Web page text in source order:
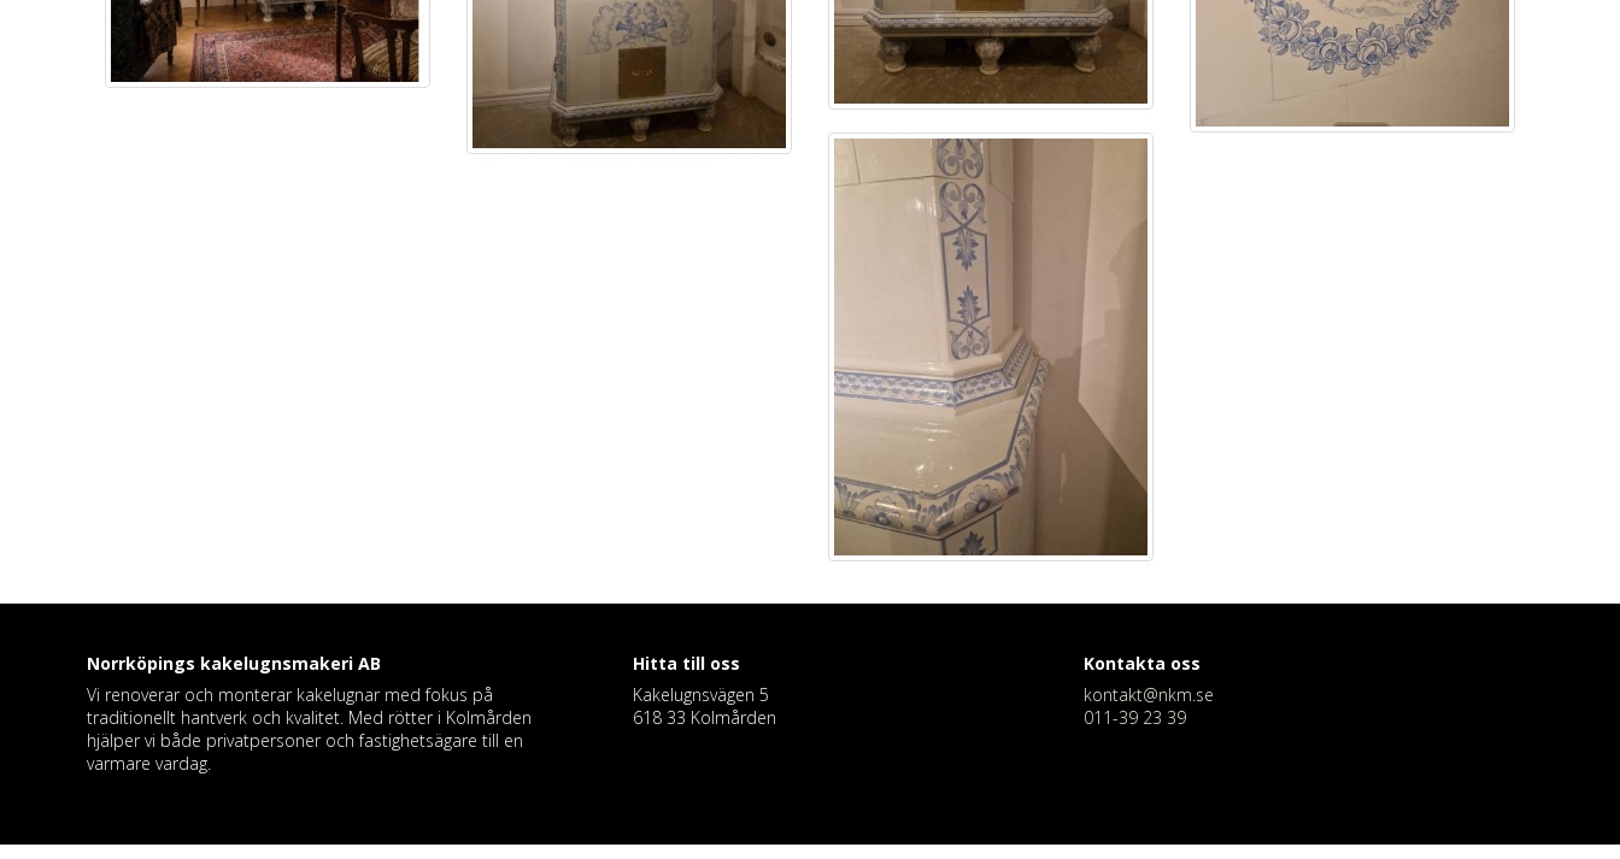
Norrköpings kakelugnsmakeri AB
Vi renoverar och monterar kakelugnar med fokus på
traditionellt hantverk och kvalitet. Med rötter i Kolmården
hjälper vi både privatpersoner och fastighetsägare till en
varmare vardag.
Hitta till oss
Kakelugnsvägen 5
618 33 Kolmården
Kontakta oss
kontakt@nkm.se
011-39 23 39